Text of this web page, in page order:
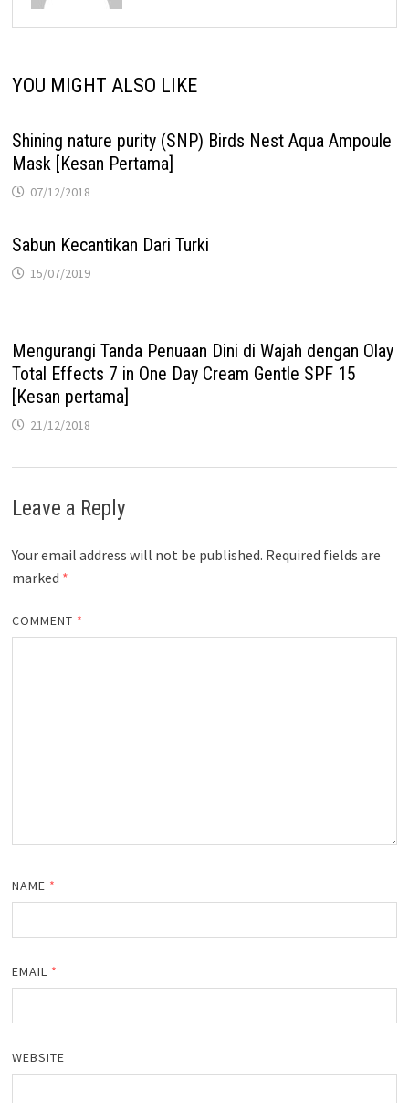
YOU MIGHT ALSO LIKE
Shining nature purity (SNP) Birds Nest Aqua Ampoule
Mask [Kesan Pertama]
07/12/2018
Sabun Kecantikan Dari Turki
15/07/2019
Mengurangi Tanda Penuaan Dini di Wajah dengan Olay
Total Effects 7 in One Day Cream Gentle SPF 15
[Kesan pertama]
21/12/2018
Leave a Reply
Your email address will not be published. Required fields are
marked *
COMMENT *
NAME *
EMAIL *
WEBSITE